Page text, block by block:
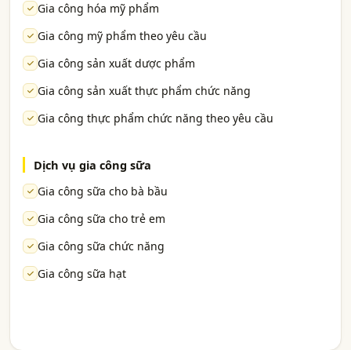
Gia công hóa mỹ phẩm
Gia công mỹ phẩm theo yêu cầu
Gia công sản xuất dược phẩm
Gia công sản xuất thực phẩm chức năng
Gia công thực phẩm chức năng theo yêu cầu
Dịch vụ gia công sữa
Gia công sữa cho bà bầu
Gia công sữa cho trẻ em
Gia công sữa chức năng
Gia công sữa hạt